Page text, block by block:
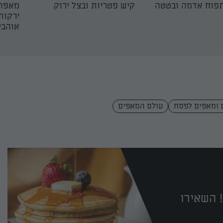
אדמה ובטטה קיש פטריות ובצל ירוק
ומאפים לפסח עולם המאפים
השאירו